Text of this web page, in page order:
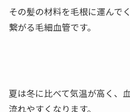
その髪の材料を毛根に運んで
繋がる毛細血管です。
夏は冬に比べて気温が高く、
流れやすくなります。